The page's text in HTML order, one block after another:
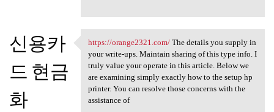
신용카
드 현금
화
https://orange2321.com/ The
https://orange2321.com/The details you supply in
your write-ups. Maintain sharing of this type info. I
truly value your operate in this article. Below we
are examining simply exactly how to the setup hp
printer. You can resolve those concerns with the
assistance of